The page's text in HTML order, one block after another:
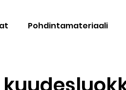
Pohdintamateriaali